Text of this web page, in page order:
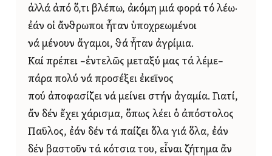
ἀλλά ἀπό ὅ,τι βλέπω, ἀκόμη μιά φορά τό λέω·
ἐάν οἱ ἄνθρωποι ἦταν ὑποχρεωμένοι
νά μένουν ἄγαμοι, θά ἦταν ἀγρίμια.
Καί πρέπει –ἐντελῶς μεταξύ μας τά λέμε–
πάρα πολύ νά προσέξει ἐκεῖνος
πού ἀποφασίζει νά μείνει στήν ἀγαμία. Γιατί,
ἄν δέν ἔχει χάρισμα, ὅπως λέει ὁ ἀπόστολος
Παῦλος, ἐάν δέν τά παίζει ὅλα γιά ὅλα, ἐάν
δέν βαστοῦν τά κότσια του, εἶναι ζήτημα ἄν